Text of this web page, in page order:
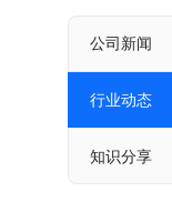
公司新闻
行业动态
知识分享